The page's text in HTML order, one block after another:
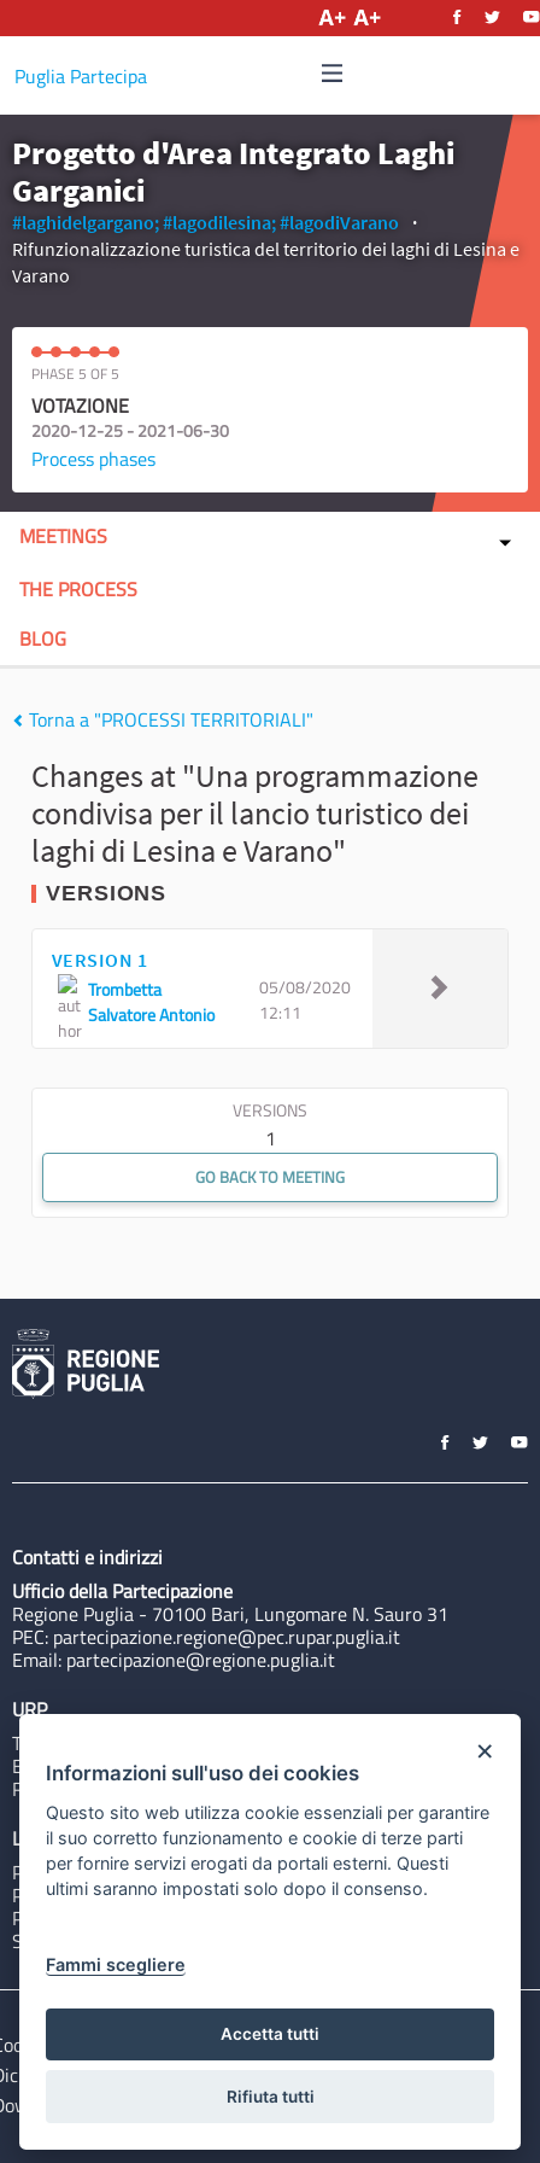
Puglia Partecipa
Progetto d'Area Integrato Laghi
Garganici
#laghidelgargano;#lagodilesina;#lagodiVarano
Rifunzionalizzazione turistica del territorio dei laghi di Lesina e
Varano
PHASE 5 OF 5
VOTAZIONE
2020-12-25 - 2021-06-30
Process phases
MEETINGS
THE PROCESS
BLOG
Torna a "PROCESSI TERRITORIALI"
Changes at "Una programmazione
condivisa per il lancio turistico dei
laghi di Lesina e Varano"
VERSIONS
VERSION 1
Trombetta
Salvatore Antonio
05/08/2020
12:11
VERSIONS
1
GO BACK TO MEETING
Contatti e indirizzi
Ufficio della Partecipazione
Regione Puglia - 70100 Bari, Lungomare N. Sauro 31
PEC: partecipazione.regione@pec.rupar.puglia.it
Email: partecipazione@regione.puglia.it
URP
Tel: 800713939
Email:quiregione@regione.puglia.it
Rubrica
Link utili
Portale Istituzionale
PO FESR Puglia 2014-2020
PSR Puglia 2014-2020
Sistema Puglia
e privacy
Note legali
di accessibilità
Open Data files
×
Informazioni sull'uso dei cookies
Questo sito web utilizza cookie essenziali per garantire
il suo corretto funzionamento e cookie di terze parti
per fornire servizi erogati da portali esterni. Questi
ultimi saranno impostati solo dopo il consenso.
Fammi scegliere
Accetta tutti
Rifiuta tutti